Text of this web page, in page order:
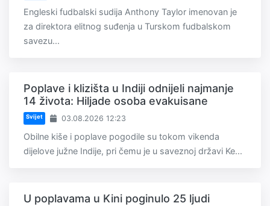
Engleski fudbalski sudija Anthony Taylor imenovan je
za direktora elitnog suđenja u Turskom fudbalskom
savezu...
Poplave i klizišta u Indiji odnijeli najmanje
14 života: Hiljade osoba evakuisane
Svijet 03.08.2026 12:23
Obilne kiše i poplave pogodile su tokom vikenda
dijelove južne Indije, pri čemu je u saveznoj državi Ke...
U poplavama u Kini poginulo 25 ljudi